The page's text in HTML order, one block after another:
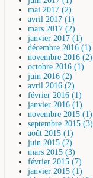
mai 2017 (2)
avril 2017 (1)
mars 2017 (2)
janvier 2017 (1)
décembre 2016 (1)
novembre 2016 (2)
octobre 2016 (1)
juin 2016 (2)
avril 2016 (2)
février 2016 (1)
janvier 2016 (1)
novembre 2015 (1)
septembre 2015 (3)
août 2015 (1)
juin 2015 (2)
mars 2015 (3)
février 2015 (7)
janvier 2015 (1)